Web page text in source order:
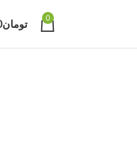
0 تومان